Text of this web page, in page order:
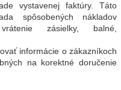
vystavenej faktúry. Táto
spôsobených nákladov
zásielky, balné,
informácie o zákazníkoch
na korektné doručenie